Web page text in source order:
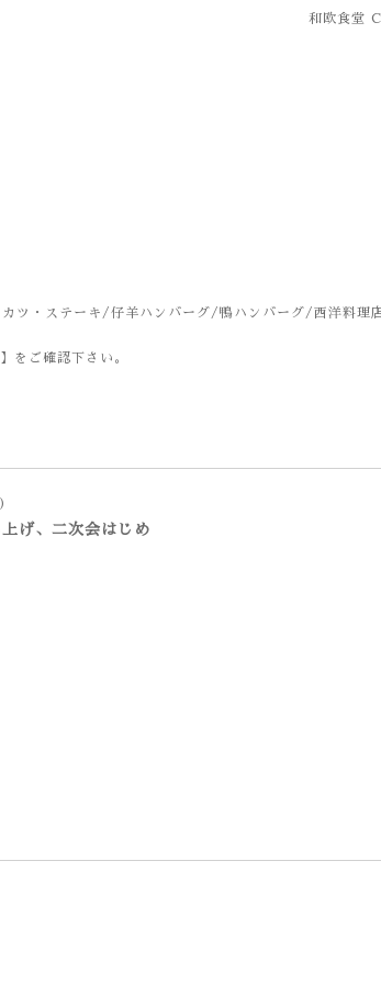
和欧食堂
・ステーキ/仔羊ハンバーグ/鴨ハンバーグ/西洋料理
ご確認下さい。
げ、二次会はじめ